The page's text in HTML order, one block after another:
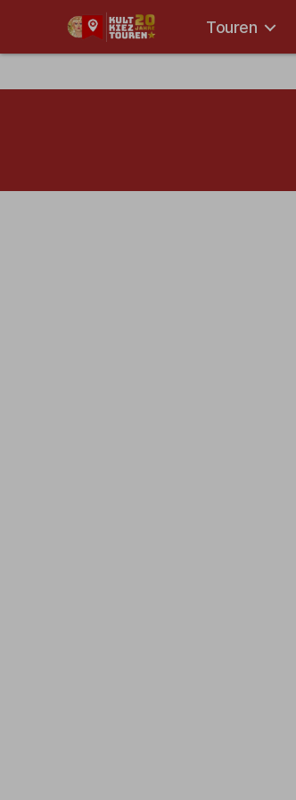
Kult-
Touren